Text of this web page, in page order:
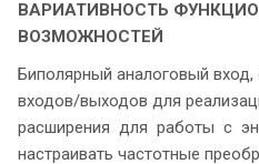
ВАРИАТИВНОСТЬ
ВОЗМОЖНОСТЕЙ
Биполярный аналоговый
входов/выходов для
расширения для работы с
настраивать частотные